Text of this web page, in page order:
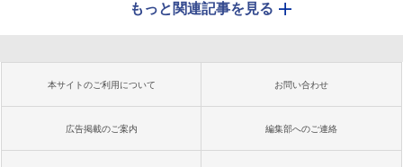
もっと関連記事を見る
本サイトのご利用について お問い合わせ
広告掲載のご案内 編集部へのご連絡